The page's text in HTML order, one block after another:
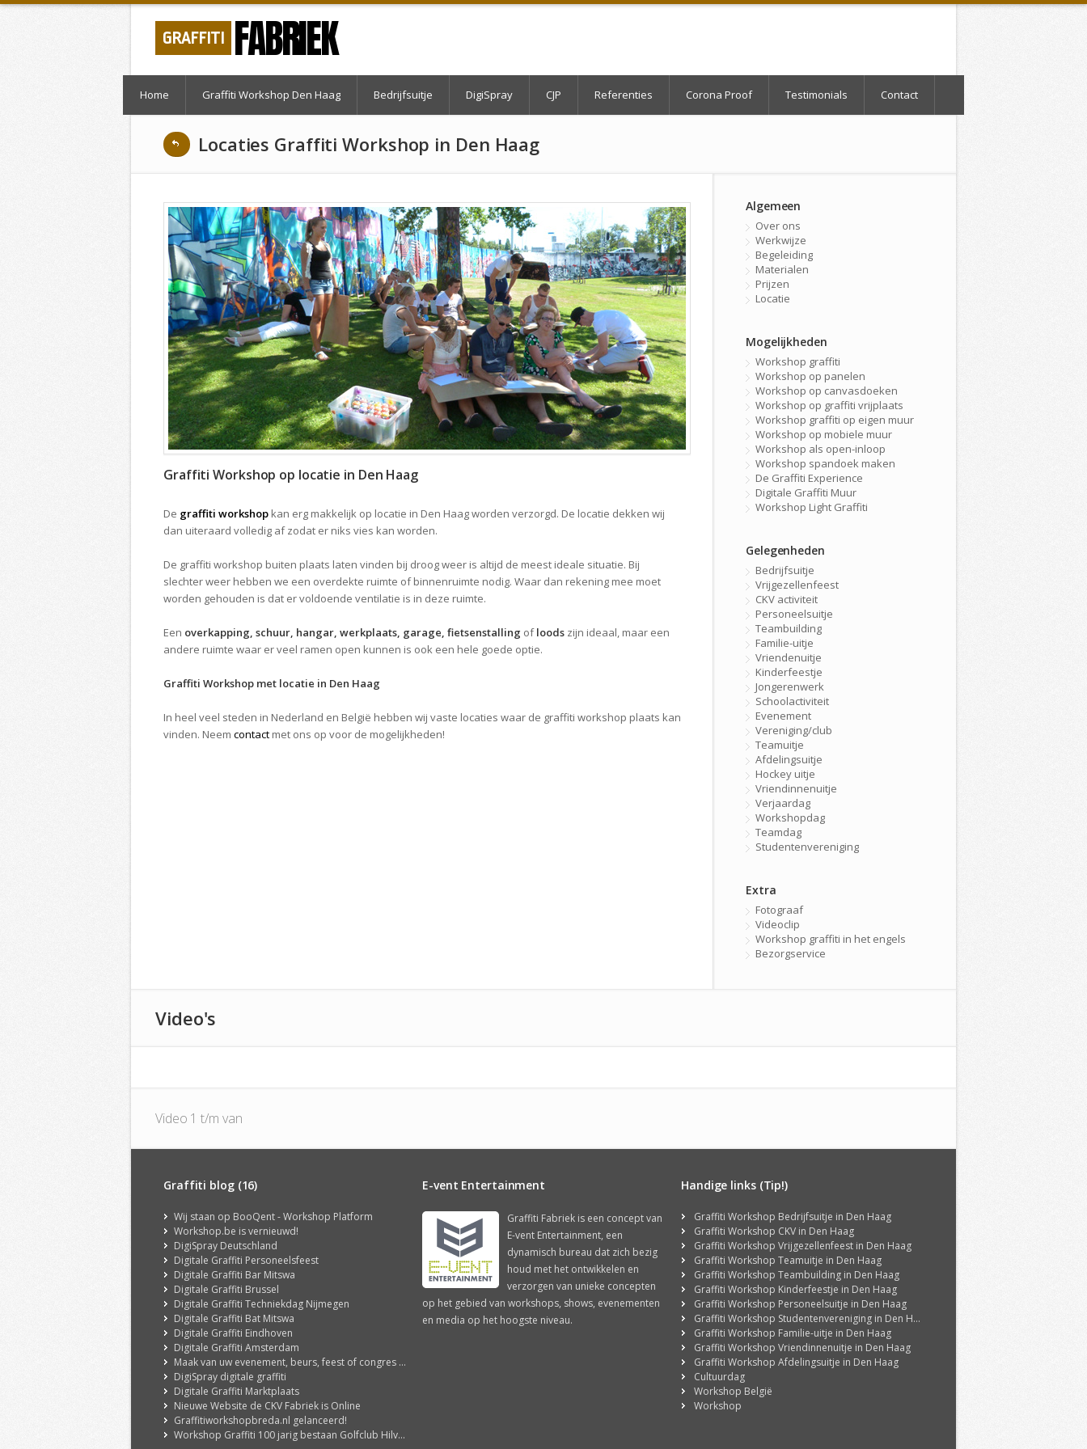
GRAFFITI FABRIEK
Home Graffiti Workshop Den Haag Bedrijfsuitje DigiSpray CJP Referenties Corona Proof Testimonials Contact
Locaties Graffiti Workshop in Den Haag
Graffiti Workshop op locatie in Den Haag
De graffiti workshop kan erg makkelijk op locatie in Den Haag worden verzorgd. De locatie dekken wij
dan uiteraard volledig af zodat er niks vies kan worden.
De graffiti workshop buiten plaats laten vinden bij droog weer is altijd de meest ideale situatie. Bij
slechter weer hebben we een overdekte ruimte of binnenruimte nodig. Waar dan rekening mee moet
worden gehouden is dat er voldoende ventilatie is in deze ruimte.
Een overkapping, schuur, hangar, werkplaats, garage, fietsenstalling ofloods zijn ideaal, maar een
andere ruimte waar er veel ramen open kunnen is ook een hele goede optie.
Graffiti Workshop met locatie in Den Haag
In heel veel steden in Nederland en België hebben wij vaste locaties waar de graffiti workshop plaats kan
vinden. Neem contact met ons op voor de mogelijkheden!
Algemeen
Over ons
Werkwijze
Begeleiding
Materialen
Prijzen
Locatie
Mogelijkheden
Workshop graffiti
Workshop op panelen
Workshop op canvasdoeken
Workshop op graffiti vrijplaats
Workshop graffiti op eigen muur
Workshop op mobiele muur
Workshop als open-inloop
Workshop spandoek maken
De Graffiti Experience
Digitale Graffiti Muur
Workshop Light Graffiti
Gelegenheden
Bedrijfsuitje
Vrijgezellenfeest
CKV activiteit
Personeelsuitje
Teambuilding
Familie-uitje
Vriendenuitje
Kinderfeestje
Jongerenwerk
Schoolactiviteit
Evenement
Vereniging/club
Teamuitje
Afdelingsuitje
Hockey uitje
Vriendinnenuitje
Verjaardag
Workshopdag
Teamdag
Studentenvereniging
Extra
Fotograaf
Videoclip
Workshop graffiti in het engels
Bezorgservice
Video's
Video 1 t/m van
Graffiti blog (16)
Wij staan op BooQent - Workshop Platform
Workshop.be is vernieuwd!
DigiSpray Deutschland
Digitale Graffiti Personeelsfeest
Digitale Graffiti Bar Mitswa
Digitale Graffiti Brussel
Digitale Graffiti Techniekdag Nijmegen
Digitale Graffiti Bat Mitswa
Digitale Graffiti Eindhoven
Digitale Graffiti Amsterdam
Maak van uw evenement, beurs, feest of congres een echte ervaring met onze DigiSpray Digitale Graffiti Wall!
DigiSpray digitale graffiti
Digitale Graffiti Marktplaats
Nieuwe Website de CKV Fabriek is Online
Graffitiworkshopbreda.nl gelanceerd!
Workshop Graffiti 100 jarig bestaan Golfclub Hilversum
E-vent Entertainment
Graffiti Fabriek is een concept van
E-vent Entertainment, een
dynamisch bureau dat zich bezig
houd met het ontwikkelen en
verzorgen van unieke concepten
op het gebied van workshops, shows, evenementen
en media op het hoogste niveau.
Handige links (Tip!)
Graffiti Workshop Bedrijfsuitje in Den Haag
Graffiti Workshop CKV in Den Haag
Graffiti Workshop Vrijgezellenfeest in Den Haag
Graffiti Workshop Teamuitje in Den Haag
Graffiti Workshop Teambuilding in Den Haag
Graffiti Workshop Kinderfeestje in Den Haag
Graffiti Workshop Personeelsuitje in Den Haag
Graffiti Workshop Studentenvereniging in Den Haag
Graffiti Workshop Familie-uitje in Den Haag
Graffiti Workshop Vriendinnenuitje in Den Haag
Graffiti Workshop Afdelingsuitje in Den Haag
Cultuurdag
Workshop België
Workshop